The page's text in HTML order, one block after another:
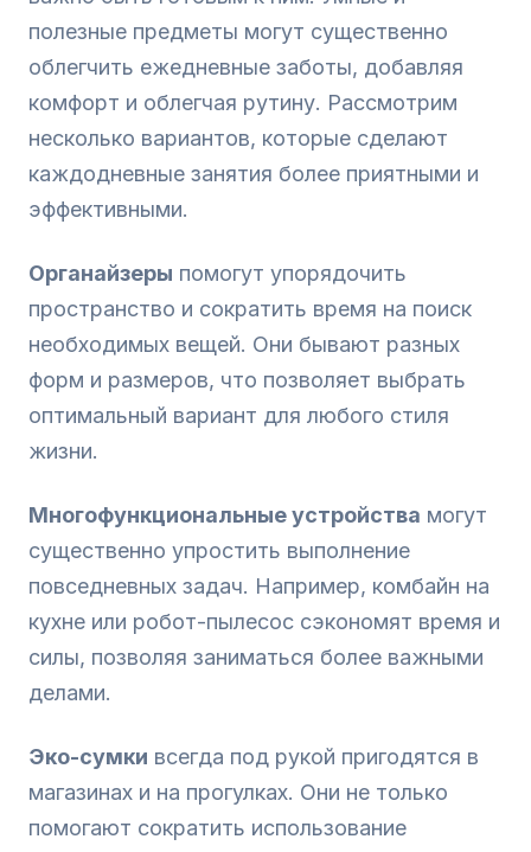
полезные предметы могут существенно
облегчить ежедневные заботы, добавляя
комфорт и облегчая рутину. Рассмотрим
несколько вариантов, которые сделают
каждодневные занятия более приятными и
эффективными.
Органайзеры помогут упорядочить
пространство и сократить время на поиск
необходимых вещей. Они бывают разных
форм и размеров, что позволяет выбрать
оптимальный вариант для любого стиля
жизни.
Многофункциональные устройства могут
существенно упростить выполнение
повседневных задач. Например, комбайн на
кухне или робот-пылесос сэкономят время и
силы, позволяя заниматься более важными
делами.
Эко-сумки всегда под рукой пригодятся в
магазинах и на прогулках. Они не только
помогают сократить использование